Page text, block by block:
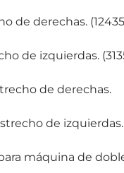
de derechas.
de izquierdas.
de derechas.
de izquierdas.
máquina de